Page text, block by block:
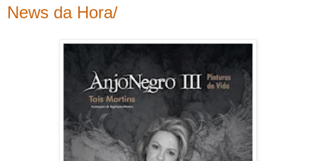
News da Hora/